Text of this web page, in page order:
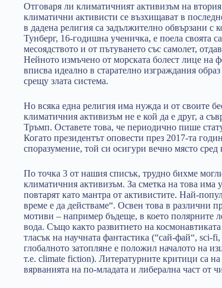
Отговаря ли климатичният активизъм на
климатични активисти се възхищават в
в дадена религия са задължително обвързани с
Тунберг, 16-годишна ученичка, е поела своята
месоядството и от пътуването със самолет,
Нейното измъчено от морската болест лице на
вписва идеално в старателно изграждания
срещу злата система.
Но всяка една религия има нужда и от своите
климатичния активизъм не е кой да е друг, а
Тръмп. Оставете това, че периодично пише
Когато президентът оповести през 2017-та
споразумение, той си осигури вечно място
По точка 3 от нашия списък, трудно бихме
климатичния активизъм. За сметка на това има
повтарят като мантра от активистите. Най-
време е да действаме“. Освен това в различни
мотиви – например бъдеще, в което полярните
вода. Също както развитието на
тласък на научната фантастика (“сай-фай“, sci-
глобалното затопляне е положил началото на
т.е. climate fiction). Литературните критици са
вярванията на по-младата и либерална част от